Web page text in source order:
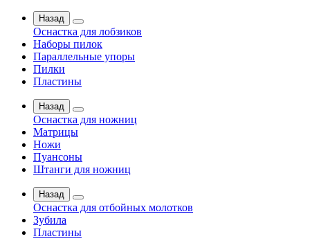
Назад
Оснастка для лобзиков
Наборы пилок
Параллельные упоры
Пилки
Пластины
Назад
Оснастка для ножниц
Матрицы
Ножи
Пуансоны
Штанги для ножниц
Назад
Оснастка для отбойных молотков
Зубила
Пластины